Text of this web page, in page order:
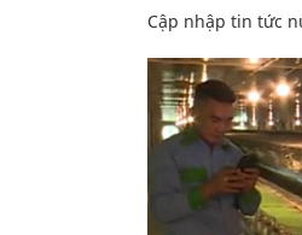
Cập nhập tin tức